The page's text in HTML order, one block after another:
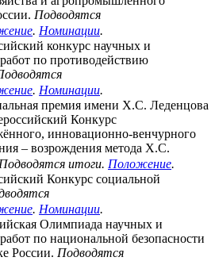
Подводятся
. Номинации.
конкурс научных и
по противодействию
. Номинации.
премия имени Х.С. Леденцова
Конкурс
инновационно-венчурного
– возрождения метода Х.С.
Подводятся итоги. Положение.
Конкурс социальной
. Номинации.
Олимпиада научных и
по национальной безопасности
России. Подводятся